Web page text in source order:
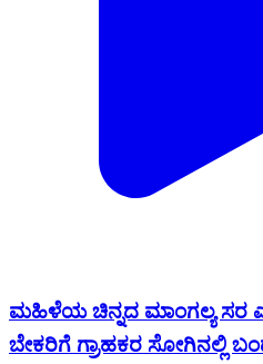
ಮಹಿಳೆಯ ಚಿನ್ನದ ಮಾಂಗಲ್ಯ ಸರ
ಬೇಕರಿಗೆ ಗ್ರಾಹಕರ ಸೋಗಿನಲ್ಲಿ